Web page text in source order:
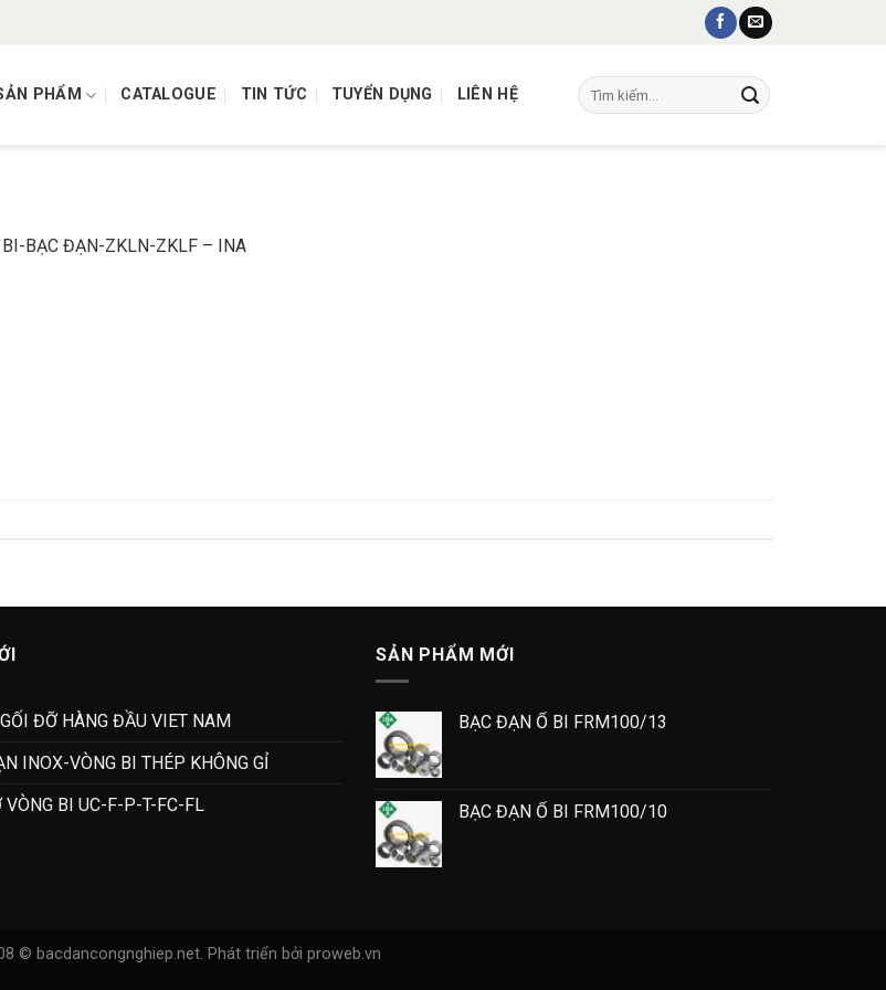
PHẨM CATALOGUE TIN TỨC TUYỂN DỤNG LIÊN HỆ
Tìm
kiếm:
BI-BẠC ĐẠN-ZKLN-ZKLF – INA
ĐỠ HÀNG ĐẦU VIET NAM
INOX-VÒNG BI THÉP KHÔNG GỈ
VÒNG BI UC-F-P-T-FC-FL
SẢN PHẨM MỚI
BẠC ĐẠN Ổ BI FRM100/13
BẠC ĐẠN Ổ BI FRM100/10
© bacdancongnghiep.net. Phát triển bởi proweb.vn